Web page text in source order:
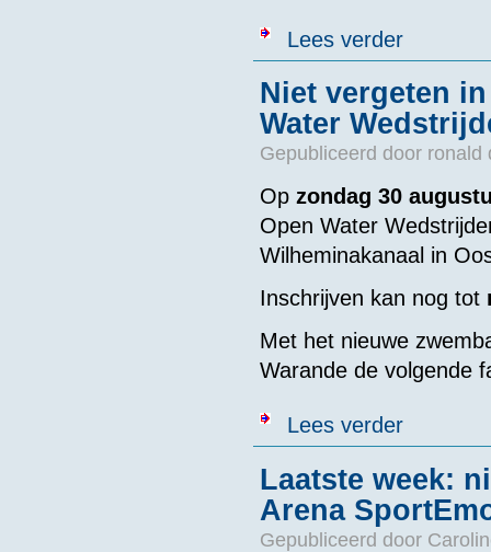
Lees verderover Friet als
Niet vergeten
Water
Gepubliceerd door ronald
Op zondag 30
Open Water
Wilheminakanaal in
Inschrijven kan nog tot
Met het nieuwe
Warande de volgende
Lees verderover Niet
Laatste week:
Arena
Gepubliceerd door